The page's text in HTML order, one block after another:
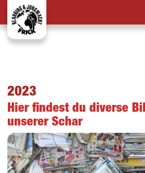
2023
Hier findest du diverse
unserer Schar